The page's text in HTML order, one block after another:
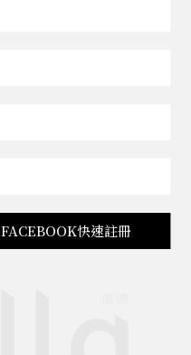
FACEBOOK快速註冊